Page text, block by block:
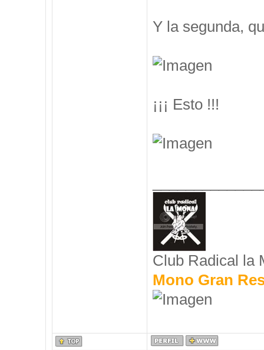
Y la segunda,
¡¡¡ Esto !!!
Club Radical la
Mono Gran